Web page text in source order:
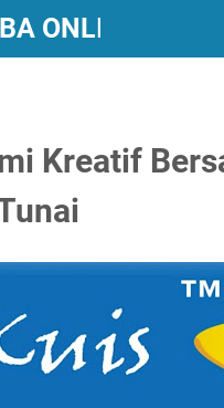
ONLINE
Kreatif